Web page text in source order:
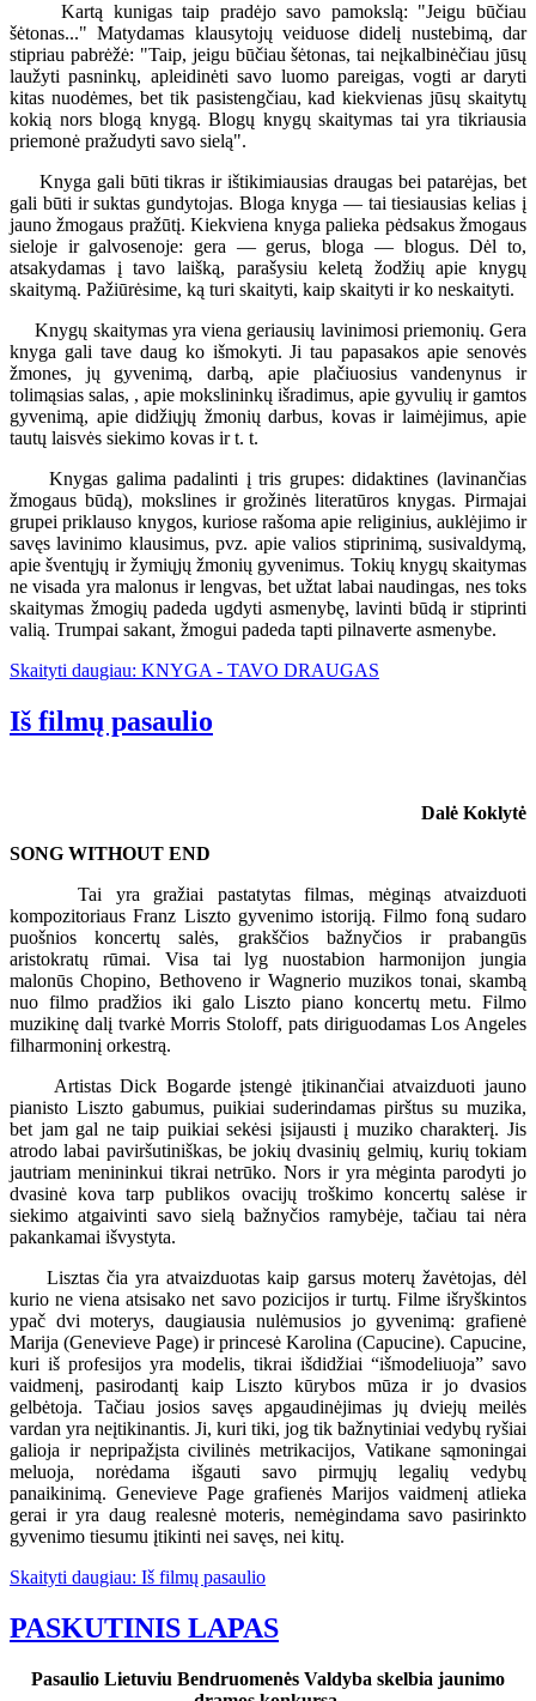
Kartą kunigas taip pradėjo savo pamokslą: "Jeigu būčiau
šėtonas..." Matydamas klausytojų veiduose didelį nustebimą, dar
stipriau pabrėžė: "Taip, jeigu būčiau šėtonas, tai neįkalbinėčiau jūsų
laužyti pasninkų, apleidinėti savo luomo pareigas, vogti ar daryti
kitas nuodėmes, bet tik pasistengčiau, kad kiekvienas jūsų skaitytų
kokią nors blogą knygą. Blogų knygų skaitymas tai yra tikriausia
priemonė pražudyti savo sielą".
Knyga gali būti tikras ir ištikimiausias draugas bei patarėjas, bet
gali būti ir suktas gundytojas. Bloga knyga — tai tiesiausias kelias į
jauno žmogaus pražūtį. Kiekviena knyga palieka pėdsakus žmogaus
sieloje ir galvosenoje: gera — gerus, bloga — blogus. Dėl to,
atsakydamas į tavo laišką, parašysiu keletą žodžių apie knygų
skaitymą. Pažiūrėsime, ką turi skaityti, kaip skaityti ir ko neskaityti.
Knygų skaitymas yra viena geriausių lavinimosi priemonių. Gera
knyga gali tave daug ko išmokyti. Ji tau papasakos apie senovės
žmones, jų gyvenimą, darbą, apie plačiuosius vandenynus ir
tolimąsias salas, , apie mokslininkų išradimus, apie gyvulių ir gamtos
gyvenimą, apie didžiųjų žmonių darbus, kovas ir laimėjimus, apie
tautų laisvės siekimo kovas ir t. t.
Knygas galima padalinti į tris grupes: didaktines (lavinančias
žmogaus būdą), mokslines ir grožinės literatūros knygas. Pirmajai
grupei priklauso knygos, kuriose rašoma apie religinius, auklėjimo ir
savęs lavinimo klausimus, pvz. apie valios stiprinimą, susivaldymą,
apie šventųjų ir žymiųjų žmonių gyvenimus. Tokių knygų skaitymas
ne visada yra malonus ir lengvas, bet užtat labai naudingas, nes toks
skaitymas žmogių padeda ugdyti asmenybę, lavinti būdą ir stiprinti
valią. Trumpai sakant, žmogui padeda tapti pilnaverte asmenybe.
Skaityti daugiau: KNYGA - TAVO DRAUGAS
Iš filmų pasaulio
Dalė Koklytė
SONG WITHOUT END
Tai yra gražiai pastatytas filmas, mėginąs atvaizduoti
kompozitoriaus Franz Liszto gyvenimo istoriją. Filmo foną sudaro
puošnios koncertų salės, grakščios bažnyčios ir prabangūs
aristokratų rūmai. Visa tai lyg nuostabion harmonijon jungia
malonūs Chopino, Bethoveno ir Wagnerio muzikos tonai, skambą
nuo filmo pradžios iki galo Liszto piano koncertų metu. Filmo
muzikinę dalį tvarkė Morris Stoloff, pats diriguodamas Los Angeles
filharmoninį orkestrą.
Artistas Dick Bogarde įstengė įtikinančiai atvaizduoti jauno
pianisto Liszto gabumus, puikiai suderindamas pirštus su muzika,
bet jam gal ne taip puikiai sekėsi įsijausti į muziko charakterį. Jis
atrodo labai paviršutiniškas, be jokių dvasinių gelmių, kurių tokiam
jautriam menininkui tikrai netrūko. Nors ir yra mėginta parodyti jo
dvasinė kova tarp publikos ovacijų troškimo koncertų salėse ir
siekimo atgaivinti savo sielą bažnyčios ramybėje, tačiau tai nėra
pakankamai išvystyta.
Lisztas čia yra atvaizduotas kaip garsus moterų žavėtojas, dėl
kurio ne viena atsisako net savo pozicijos ir turtų. Filme išryškintos
ypač dvi moterys, daugiausia nulėmusios jo gyvenimą: grafienė
Marija (Genevieve Page) ir princesė Karolina (Capucine). Capucine,
kuri iš profesijos yra modelis, tikrai išdidžiai “išmodeliuoja” savo
vaidmenį, pasirodantį kaip Liszto kūrybos mūza ir jo dvasios
gelbėtoja. Tačiau josios savęs apgaudinėjimas jų dviejų meilės
vardan yra neįtikinantis. Ji, kuri tiki, jog tik bažnytiniai vedybų ryšiai
galioja ir nepripažįsta civilinės metrikacijos, Vatikane sąmoningai
meluoja, norėdama išgauti savo pirmųjų legalių vedybų
panaikinimą. Genevieve Page grafienės Marijos vaidmenį atlieka
gerai ir yra daug realesnė moteris, nemėgindama savo pasirinkto
gyvenimo tiesumu įtikinti nei savęs, nei kitų.
Skaityti daugiau: Iš filmų pasaulio
PASKUTINIS LAPAS
Pasaulio Lietuviu Bendruomenės Valdyba skelbia jaunimo